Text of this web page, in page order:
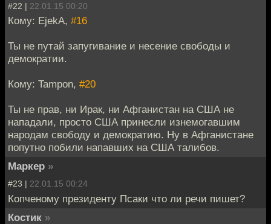
#22 | 22.01.15 00:20
Кому: EjekA, #16
Ты не путай запугивание и несение свободы и
демократии.
Кому: Tampon, #20
Ты не прав, ни Ирак, ни Афганистан на США не
нападали, просто США принесли изнемогавшим
народам свободу и демократию. Ну в Афганистане
попутно побили напавших на США талибов.
Маркер »
#23 | 22.01.15 00:24
Копченому президенту Псаки что ли речи пишет?
Костик »